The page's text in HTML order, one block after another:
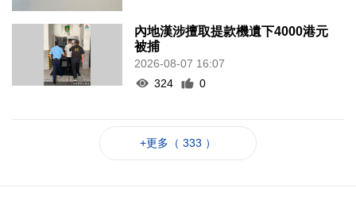
內地漢涉擅取提款機遺下4000港元
被捕
2026-08-07 16:07
324
0
+更多（ 333 ）